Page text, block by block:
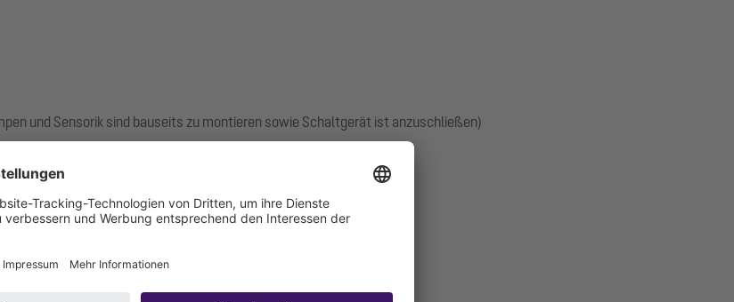
und Sensorik sind bauseits zu montieren sowie Schaltgerät ist anzuschließen)